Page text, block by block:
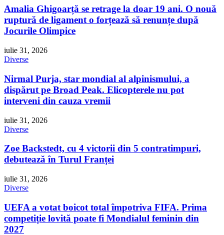
Amalia Ghigoarță se retrage la doar 19 ani. O nouă
ruptură de ligament o forțează să renunțe după
Jocurile Olimpice
iulie 31, 2026
Diverse
Nirmal Purja, star mondial al alpinismului, a
dispărut pe Broad Peak. Elicopterele nu pot
interveni din cauza vremii
iulie 31, 2026
Diverse
Zoe Backstedt, cu 4 victorii din 5 contratimpuri,
debutează în Turul Franței
iulie 31, 2026
Diverse
UEFA a votat boicot total împotriva FIFA. Prima
competiție lovită poate fi Mondialul feminin din
2027